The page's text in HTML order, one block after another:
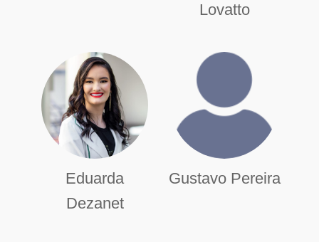
Lovatto
Eduarda
Dezanet
Gustavo Pereira